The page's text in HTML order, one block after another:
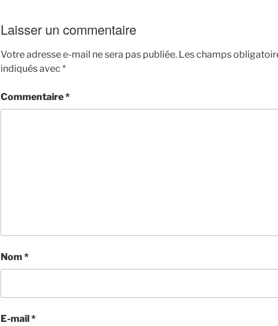
Laisser un commentaire
Votre adresse e-mail ne sera pas publiée. Les champs
indiqués avec *
Commentaire*
Nom *
E-mail*